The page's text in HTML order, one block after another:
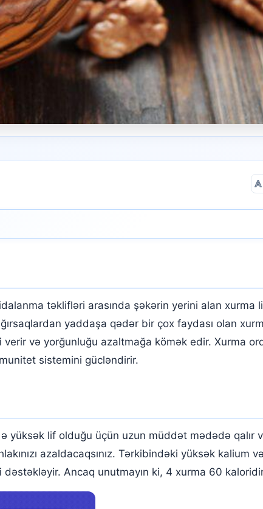
təklifləri arasında şəkərin yerini alan xurma
yaddaşa qədər bir çox faydası olan
və yorğunluğu azaltmağa kömək edir. Xurma
sistemini gücləndirir.
yüksək lif olduğu üçün uzun müddət mədədə qalır
azaldacaqsınız. Tərkibindəki yüksək kalium
Ancaq unutmayın ki, 4 xurma 60